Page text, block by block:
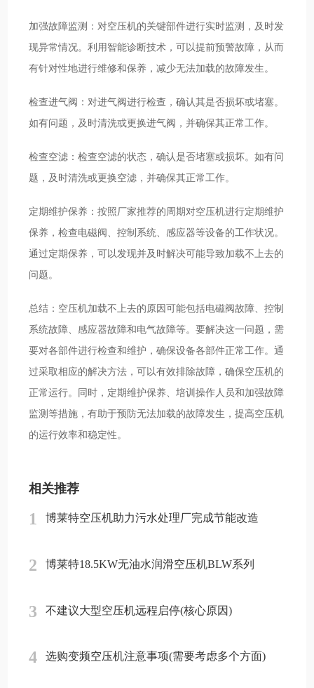
加强故障监测：对空压机的关键部件进行实时监测，及时发
现异常情况。利用智能诊断技术，可以提前预警故障，从而
有针对性地进行维修和保养，减少无法加载的故障发生。
检查进气阀：对进气阀进行检查，确认其是否损坏或堵塞。
如有问题，及时清洗或更换进气阀，并确保其正常工作。
检查空滤：检查空滤的状态，确认是否堵塞或损坏。如有问
题，及时清洗或更换空滤，并确保其正常工作。
定期维护保养：按照厂家推荐的周期对空压机进行定期维护
保养，检查电磁阀、控制系统、感应器等设备的工作状况。
通过定期保养，可以发现并及时解决可能导致加载不上去的
问题。
总结：空压机加载不上去的原因可能包括电磁阀故障、控制
系统故障、感应器故障和电气故障等。要解决这一问题，需
要对各部件进行检查和维护，确保设备各部件正常工作。通
过采取相应的解决方法，可以有效排除故障，确保空压机的
正常运行。同时，定期维护保养、培训操作人员和加强故障
监测等措施，有助于预防无法加载的故障发生，提高空压机
的运行效率和稳定性。
相关推荐
1 博莱特空压机助力污水处理厂完成节能改造
2 博莱特18.5KW无油水润滑空压机BLW系列
3 不建议大型空压机远程启停(核心原因)
4 选购变频空压机注意事项(需要考虑多个方面)